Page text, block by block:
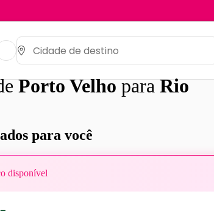
Porto VelhoparaRio
para você
disponível